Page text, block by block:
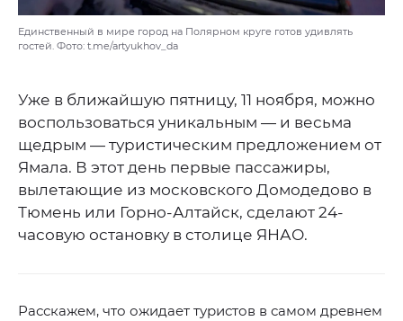
Единственный в мире город на Полярном круге готов удивлять
гостей. Фото: t.me/artyukhov_da
Уже в ближайшую пятницу, 11 ноября, можно
воспользоваться уникальным — и весьма
щедрым — туристическим предложением от
Ямала. В этот день первые пассажиры,
вылетающие из московского Домодедово в
Тюмень или Горно-Алтайск, сделают 24-
часовую остановку в столице ЯНАО.
Расскажем, что ожидает туристов в самом древнем